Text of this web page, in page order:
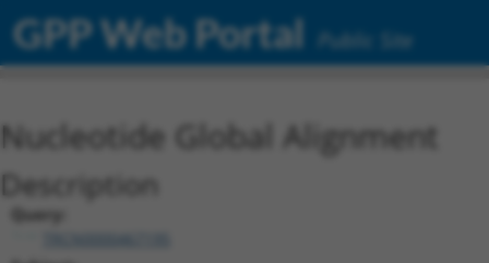
GPP Web Portal Public Site
Nucleotide Global Alignment
Description
Query:
TRCN0000467195